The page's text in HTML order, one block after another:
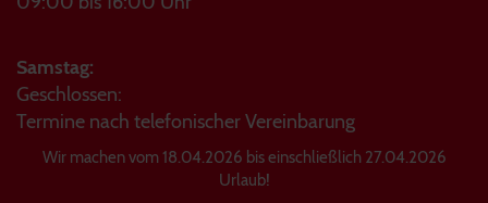
Samstag:
Geschlossen:
Termine nach telefonischer Vereinbarung
Wir machen vom 18.04.2026 bis einschließlich 27.04.2026
Urlaub!